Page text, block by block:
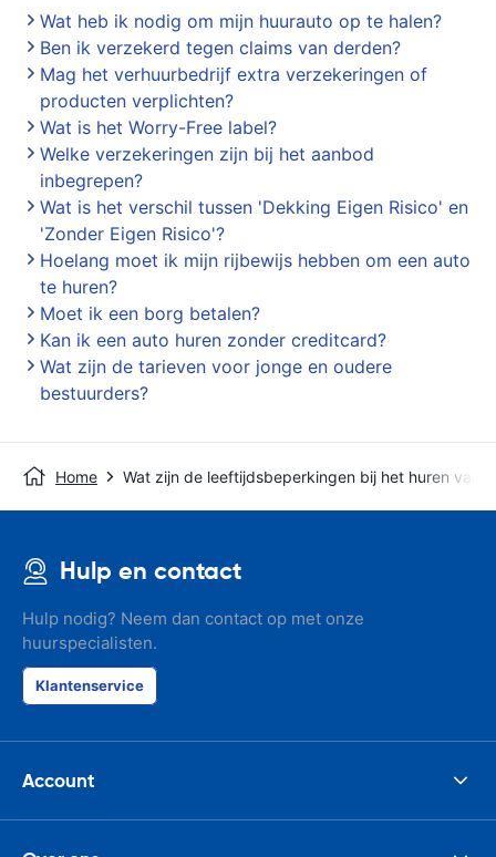
Wat heb ik nodig om mijn huurauto op te halen?
Ben ik verzekerd tegen claims van derden?
Mag het verhuurbedrijf extra verzekeringen of
producten verplichten?
Wat is het Worry-Free label?
Welke verzekeringen zijn bij het aanbod
inbegrepen?
Wat is het verschil tussen 'Dekking Eigen Risico' en
'Zonder Eigen Risico'?
Hoelang moet ik mijn rijbewijs hebben om een auto
te huren?
Moet ik een borg betalen?
Kan ik een auto huren zonder creditcard?
Wat zijn de tarieven voor jonge en oudere
bestuurders?
Home Wat zijn de leeftijdsbeperkingen bij het huren van
Hulp en contact
Hulp nodig? Neem dan contact op met onze
huurspecialisten.
Klantenservice
Account